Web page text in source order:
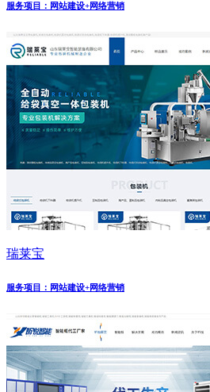
服务项目：网站建设+网络营销
瑞莱宝
服务项目：网站建设+网络营销